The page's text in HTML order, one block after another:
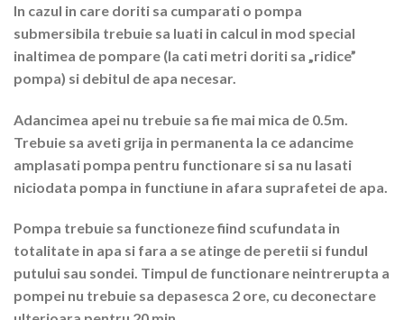
In cazul in care doriti sa cumparati o pompa
submersibila trebuie sa luati in calcul in mod special
inaltimea de pompare (la cati metri doriti sa „ridice”
pompa) si debitul de apa necesar.
Adancimea apei nu trebuie sa fie mai mica de 0.5m.
Trebuie sa aveti grija in permanenta la ce adancime
amplasati pompa pentru functionare si sa nu lasati
niciodata pompa in functiune in afara suprafetei de apa.
Pompa trebuie sa functioneze fiind scufundata in
totalitate in apa si fara a se atinge de peretii si fundul
putului sau sondei. Timpul de functionare neintrerupta a
pompei nu trebuie sa depasesca 2 ore, cu deconectare